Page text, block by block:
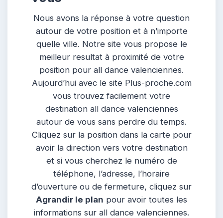
Nous avons la réponse à votre question
autour de votre position et à n’importe
quelle ville. Notre site vous propose le
meilleur resultat à proximité de votre
position pour all dance valenciennes.
Aujourd’hui avec le site Plus-proche.com
vous trouvez facilement votre
destination all dance valenciennes
autour de vous sans perdre du temps.
Cliquez sur la position dans la carte pour
avoir la direction vers votre destination
et si vous cherchez le numéro de
téléphone, l’adresse, l’horaire
d’ouverture ou de fermeture, cliquez sur
Agrandir le plan pour avoir toutes les
informations sur all dance valenciennes.